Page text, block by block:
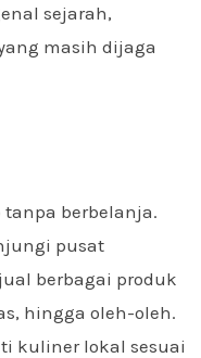
sejarah,
masih dijaga
tanpa berbelanja.
pusat
berbagai produk
hingga oleh-oleh.
kuliner lokal sesuai